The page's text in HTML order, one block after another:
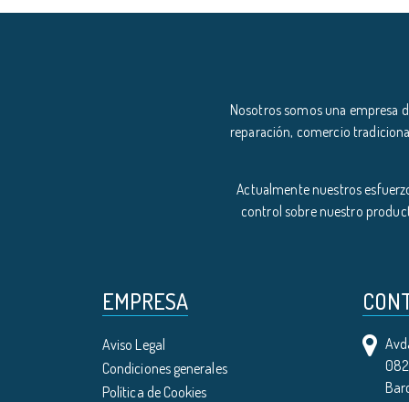
Nosotros somos una empresa
reparación, comercio
Actualmente nuestros
control sobre nuestro
EMPRESA
Aviso Legal
Condiciones generales
Política de Cookies